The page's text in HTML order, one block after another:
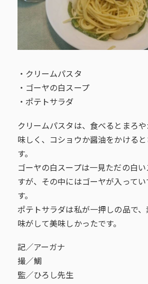
・クリームパスタ
・ゴーヤの白スープ
・ポテトサラダ
クリームパスタは、食べるとまろ
味しく、コショウか醤油をかける
す。
ゴーヤの白スープは一見ただの白い
すが、その中にはゴーヤが入って
す。
ポテトサラダは私が一押しの品で
味がして美味しかったです。
記／アーガナ
撮／鯛
監／ひろし先生